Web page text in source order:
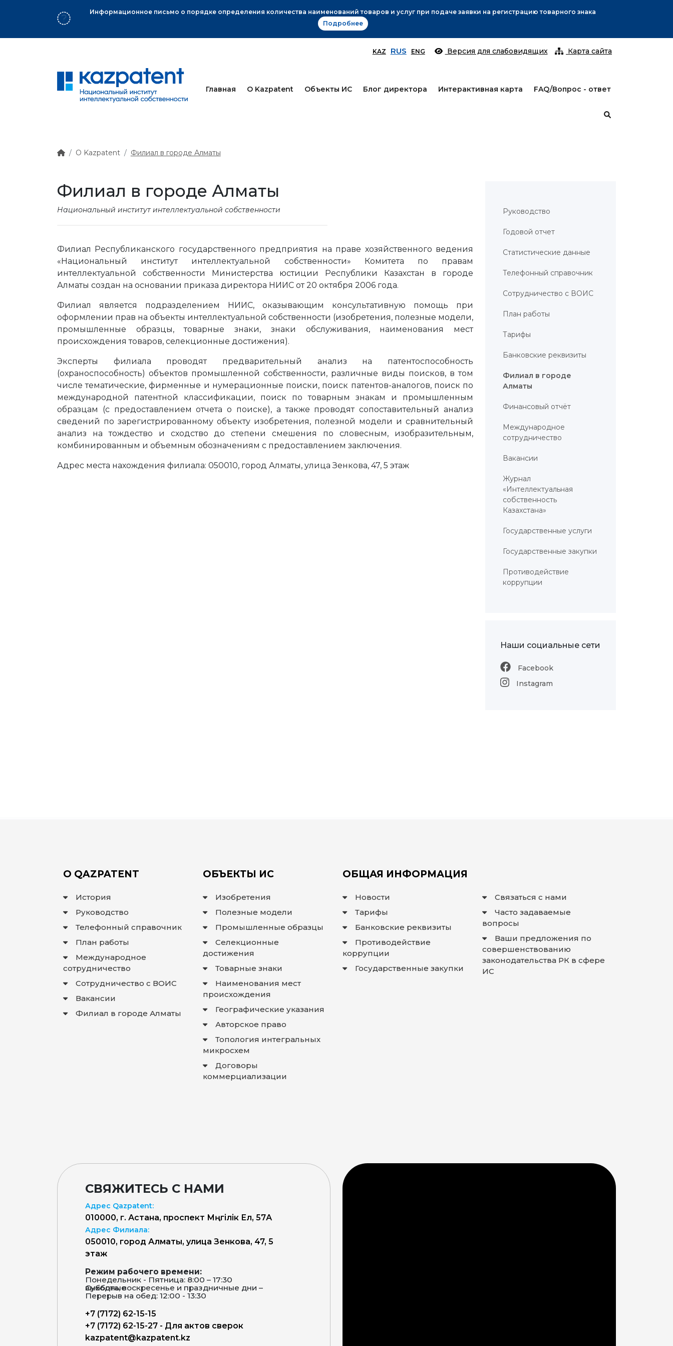
Вниманию заявителей! Подробнее
KAZ RUS ENG Версия для слабовидящих Карта сайта
Главная О Kazpatent Объекты ИС Блог директора Интерактивная карта FAQ/Вопрос - ответ
О Kazpatent Филиал в городе Алматы
Филиал в городе Алматы
Национальный институт интеллектуальной собственности
Филиал Республиканского государственного предприятия на праве хозяйственного ведения
«Национальный институт интеллектуальной собственности» Комитета по правам
интеллектуальной собственности Министерства юстиции Республики Казахстан в городе
Алматы создан на основании приказа директора НИИС от 20 октября 2006 года.
Филиал является подразделением НИИС, оказывающим консультативную помощь при
оформлении прав на объекты интеллектуальной собственности (изобретения, полезные модели,
промышленные образцы, товарные знаки, знаки обслуживания, наименования мест
происхождения товаров, селекционные достижения).
Эксперты филиала проводят предварительный анализ на патентоспособность
(охраноспособность) объектов промышленной собственности, различные виды поисков, в том
числе тематические, фирменные и нумерационные поиски, поиск патентов-аналогов, поиск по
международной патентной классификации, поиск по товарным знакам и промышленным
образцам (с предоставлением отчета о поиске), а также проводят сопоставительный анализ
сведений по зарегистрированному объекту изобретения, полезной модели и сравнительный
анализ на тождество и сходство до степени смешения по словесным, изобразительным,
комбинированным и объемным обозначениям с предоставлением заключения.
Адрес места нахождения филиала: 050010, город Алматы, улица Зенкова, 47, 5 этаж
Руководство
Годовой отчет
Статистические данные
Телефонный справочник
Сотрудничество с ВОИС
План работы
Тарифы
Банковские реквизиты
Филиал в городе
Алматы
Финансовый отчёт
Международное
сотрудничество
Вакансии
Журнал
«Интеллектуальная
собственность
Казахстана»
Государственные услуги
Государственные закупки
Противодействие
коррупции
Наши социальные сети
Facebook
Instagram
О QAZPATENT
История
Руководство
Телефонный справочник
План работы
Международное
сотрудничество
Сотрудничество с ВОИС
Вакансии
Филиал в городе Алматы
ОБЪЕКТЫ ИС
Изобретения
Полезные модели
Промышленные образцы
Селекционные
достижения
Товарные знаки
Наименования мест
происхождения
Географические указания
Авторское право
Топология интегральных
микросхем
Договоры
коммерциализации
ОБЩАЯ ИНФОРМАЦИЯ
Новости
Тарифы
Банковские реквизиты
Противодействие
коррупции
Государственные закупки
Связаться с нами
Часто задаваемые
вопросы
Ваши предложения по
совершенствованию
законодательства РК в сфере
ИС
СВЯЖИТЕСЬ С НАМИ
Адрес Qazpatent:
010000, г. Астана, проспект Мәңгілік Ел, 57А
Адрес Филиала:
050010, город Алматы, улица Зенкова, 47, 5
этаж
Режим рабочего времени:
Понедельник - Пятница: 8:00 – 17:30
Суббота, воскресенье и праздничные дни – выходные
Перерыв на обед: 12:00 - 13:30
+7 (7172) 62-15-15
+7 (7172) 62-15-27 - Для актов сверок
kazpatent@kazpatent.kz